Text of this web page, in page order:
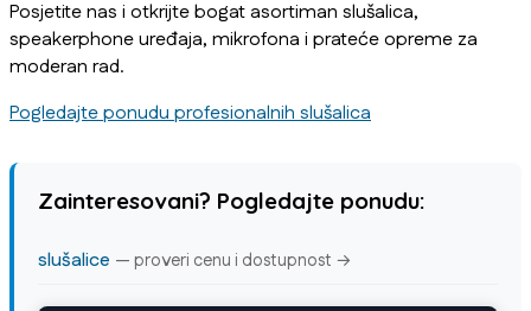
Posjetite nas i otkrijte bogat asortiman slušalica,
speakerphone uređaja, mikrofona i prateće opreme za
moderan rad.
Pogledajte ponudu profesionalnih slušalica
Zainteresovani? Pogledajte ponudu:
slušalice — proveri cenu i dostupnost →